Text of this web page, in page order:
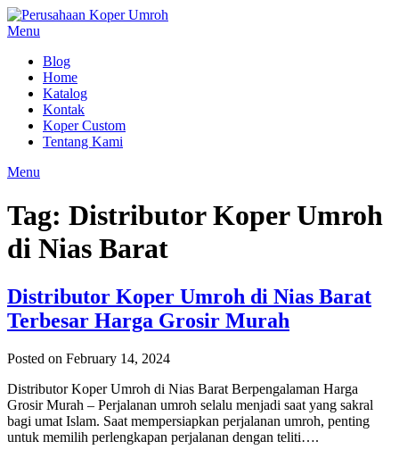
Skip
to
Menu
Blog
Home
Katalog
Kontak
Koper Custom
Tentang Kami
Menu
Tag: Distributor Koper Umroh
di Nias Barat
Distributor Koper Umroh di Nias Barat
Terbesar Harga Grosir Murah
Posted on February 14, 2024
Distributor Koper Umroh di Nias Barat Berpengalaman Harga
Grosir Murah – Perjalanan umroh selalu menjadi saat yang sakral
bagi umat Islam. Saat mempersiapkan perjalanan umroh, penting
untuk memilih perlengkapan perjalanan dengan teliti….